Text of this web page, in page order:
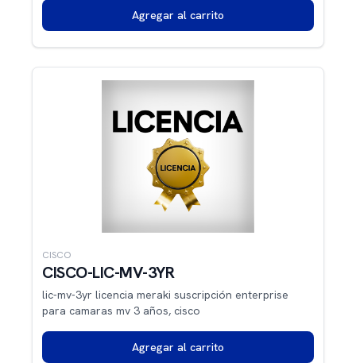
Agregar al carrito
CISCO
CISCO-LIC-MV-3YR
lic-mv-3yr licencia meraki suscripción enterprise
para camaras mv 3 años, cisco
Agregar al carrito